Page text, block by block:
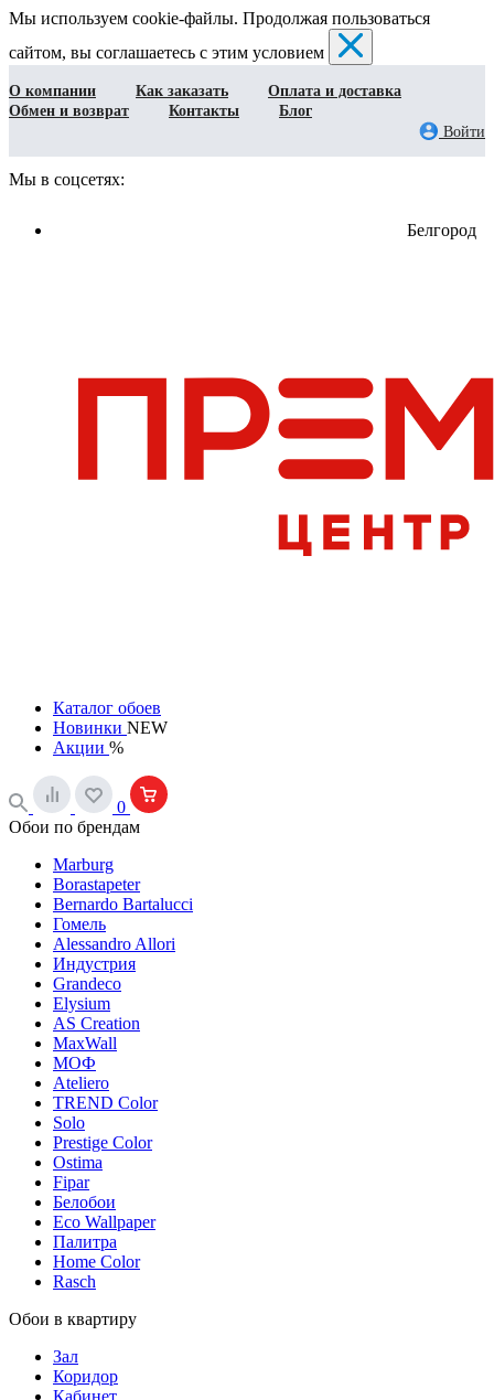
Мы используем cookie-файлы. Продолжая пользоваться
сайтом, вы соглашаетесь с этим условием
О компании Как заказать
Оплата и доставка
Обмен и возврат
Контакты
Блог
Войти
Мы в соцсетях:
Белгород
Каталог обоев
Новинки NEW
Акции %
0
Обои по брендам
Marburg
Borastapeter
Bernardo Bartalucci
Гомель
Alessandro Allori
Индустрия
Grandeco
Elysium
AS Creation
MaxWall
МОФ
Ateliero
TREND Color
Solo
Prestige Color
Ostima
Fipar
Белобои
Eco Wallpaper
Палитра
Home Color
Rasch
Обои в квартиру
Зал
Коридор